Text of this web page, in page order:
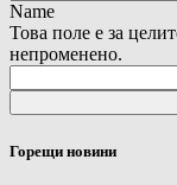
Name
Това поле е за
непроменено.
Горещи новини